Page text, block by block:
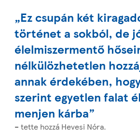
„Ez csupán két
történet a sokból, de
élelmiszermentő
nélkülözhetetlen
annak érdekében,
szerint egyetlen falat
menjen kárba”
– tette hozzá Hevesi Nóra.